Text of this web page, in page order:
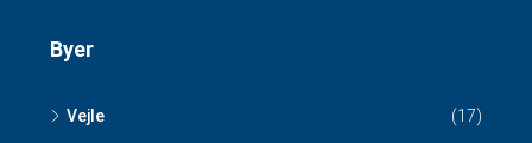
Byer
Vejle
(17)